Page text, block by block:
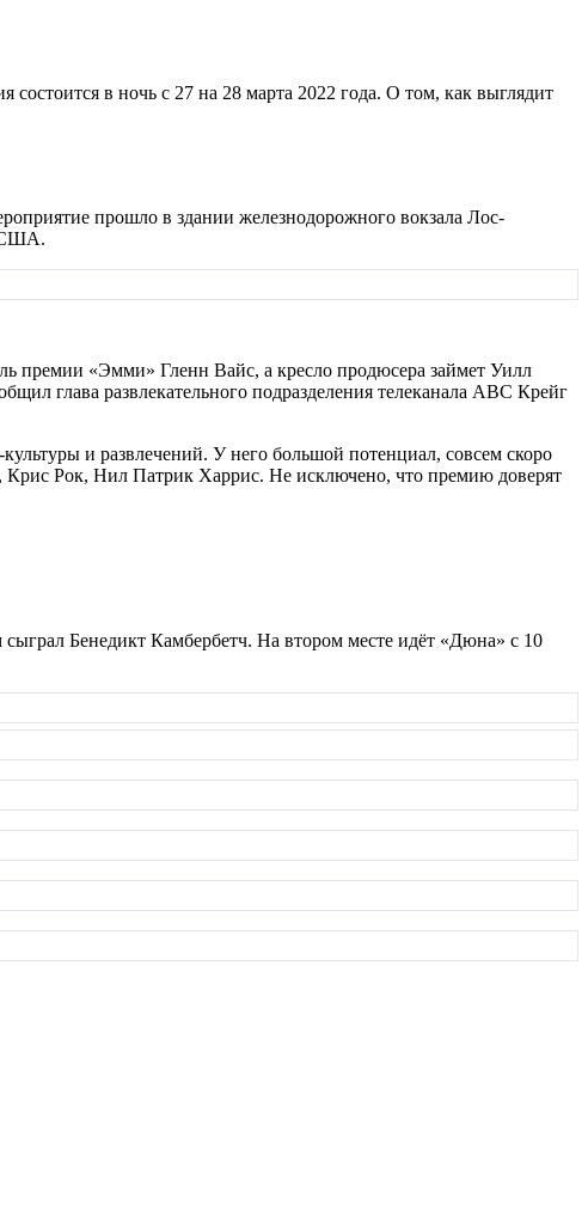
в ночь с 27 на 28 марта 2022 года. О том, как выглядит
прошло в здании железнодорожного вокзала Лос-
США.
премии «Эмми» Гленн Вайс, а кресло продюсера займет Уилл
глава развлекательного подразделения телеканала ABC Крейг
и развлечений. У него большой потенциал, совсем скоро
Рок, Нил Патрик Харрис. Не исключено, что премию доверят
Бенедикт Камбербетч. На втором месте идёт «Дюна» с 10